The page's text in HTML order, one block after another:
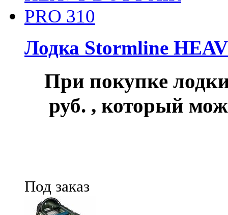
Лодка Stormline
При покупке
руб. , который
Под заказ